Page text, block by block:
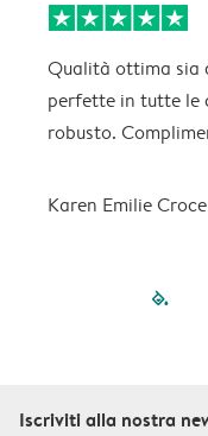
Qualità ottima sia
perfette in tutte le
robusto.
Karen Emilie Croce
Iscriviti alla nostra